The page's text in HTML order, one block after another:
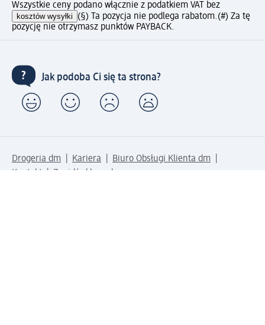
Wszystkie ceny podano włącznie z podatkiem VAT bez
kosztów wysyłki (§) Ta pozycja nie podlega rabatom.(#) Za tę
pozycję nie otrzymasz punktów PAYBACK.
Jak podoba Ci się ta strona?
Drogeria dm Kariera
Biuro Obsługi Klienta dm
Kontakt
Znajdź sklepy dm